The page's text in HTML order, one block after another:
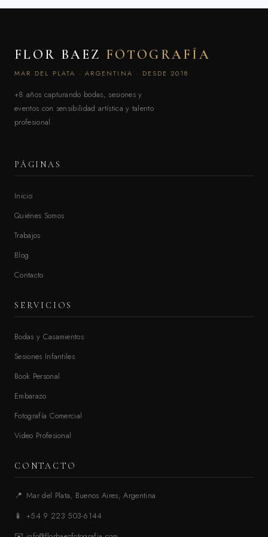
FLOR BAEZ FOTOGRAFÍA
MAR DEL PLATA · ARGENTINA · DESDE 2018
+8 años capturando bodas, sesiones y
eventos con sensibilidad artística y talento
profesional.
PÁGINAS
Inicio
Quiénes Somos
Trabajos
Blog
Contacto
SERVICIOS
Bodas y Casamientos
Sesiones Infantiles
Book Personal
Embarazo
Fotografía Comercial
Video Profesional
CONTACTO
📍 Mar del Plata, Buenos Aires, Argentina
📱
+54 9 223 503-6144